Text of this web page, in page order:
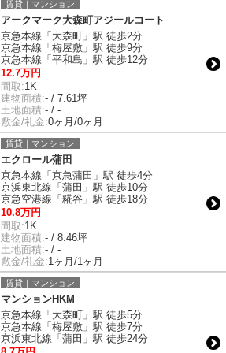
賃貸｜マンション
アークマーク大森町アジールコート
京急本線「大森町」駅 徒歩2分
京急本線「梅屋敷」駅 徒歩9分
京急本線「平和島」駅 徒歩12分
12.7万円
間取:1K
建物面積:- / 7.61坪
土地面積:- / -
敷金/礼金:0ヶ月/0ヶ月
賃貸｜マンション
エクロール蒲田
京急本線「京急蒲田」駅 徒歩4分
京浜東北線「蒲田」駅 徒歩10分
京急空港線「糀谷」駅 徒歩18分
10.8万円
間取:1K
建物面積:- / 8.46坪
土地面積:- / -
敷金/礼金:1ヶ月/1ヶ月
賃貸｜マンション
マンションHKM
京急本線「大森町」駅 徒歩5分
京急本線「梅屋敷」駅 徒歩7分
京浜東北線「蒲田」駅 徒歩24分